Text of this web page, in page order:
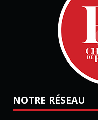
NOTRE RÉSEAU